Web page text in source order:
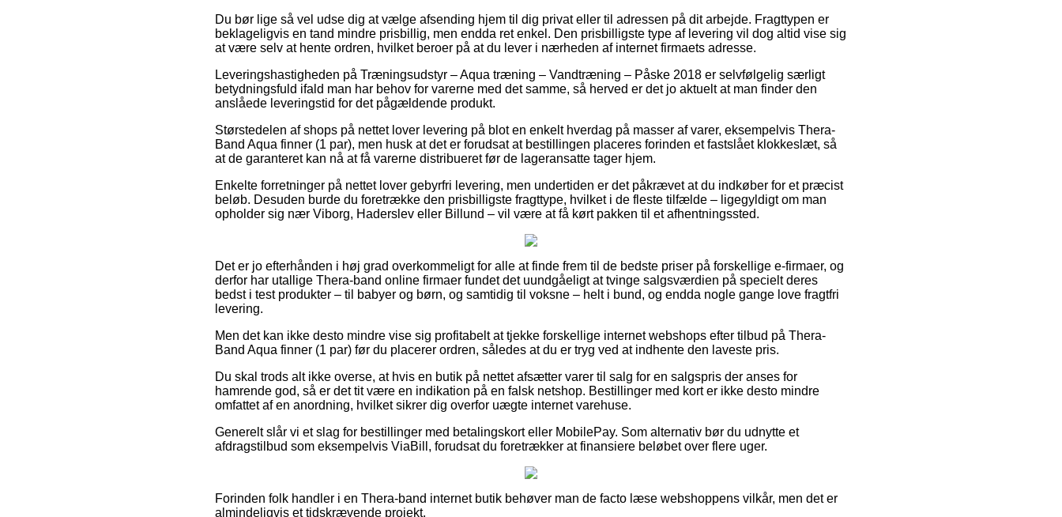
Du bør lige så vel udse dig at vælge afsending hjem til dig privat eller til adressen på dit arbejde. Fragttypen er
beklageligvis en tand mindre prisbillig, men endda ret enkel. Den prisbilligste type af levering vil dog altid vise sig
at være selv at hente ordren, hvilket beroer på at du lever i nærheden af internet firmaets adresse.
Leveringshastigheden på Træningsudstyr – Aqua træning – Vandtræning – Påske 2018 er selvfølgelig særligt
betydningsfuld ifald man har behov for varerne med det samme, så herved er det jo aktuelt at man finder den
anslåede leveringstid for det pågældende produkt.
Størstedelen af shops på nettet lover levering på blot en enkelt hverdag på masser af varer, eksempelvis Thera-
Band Aqua finner (1 par), men husk at det er forudsat at bestillingen placeres forinden et fastslået klokkeslæt, så
at de garanteret kan nå at få varerne distribueret før de lageransatte tager hjem.
Enkelte forretninger på nettet lover gebyrfri levering, men undertiden er det påkrævet at du indkøber for et præcist
beløb. Desuden burde du foretrække den prisbilligste fragttype, hvilket i de fleste tilfælde – ligegyldigt om man
opholder sig nær Viborg, Haderslev eller Billund – vil være at få kørt pakken til et afhentningssted.
Det er jo efterhånden i høj grad overkommeligt for alle at finde frem til de bedste priser på forskellige e-firmaer, og
derfor har utallige Thera-band online firmaer fundet det uundgåeligt at tvinge salgsværdien på specielt deres
bedst i test produkter – til babyer og børn, og samtidig til voksne – helt i bund, og endda nogle gange love fragtfri
levering.
Men det kan ikke desto mindre vise sig profitabelt at tjekke forskellige internet webshops efter tilbud på Thera-
Band Aqua finner (1 par) før du placerer ordren, således at du er tryg ved at indhente den laveste pris.
Du skal trods alt ikke overse, at hvis en butik på nettet afsætter varer til salg for en salgspris der anses for
hamrende god, så er det tit være en indikation på en falsk netshop. Bestillinger med kort er ikke desto mindre
omfattet af en anordning, hvilket sikrer dig overfor uægte internet varehuse.
Generelt slår vi et slag for bestillinger med betalingskort eller MobilePay. Som alternativ bør du udnytte et
afdragstilbud som eksempelvis ViaBill, forudsat du foretrækker at finansiere beløbet over flere uger.
Forinden folk handler i en Thera-band internet butik behøver man de facto læse webshoppens vilkår, men det er
almindeligvis et tidskrævende projekt.